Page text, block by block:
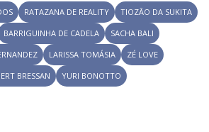
RATAZANA DE REALITY
TIOZÃO DA SUKITA
BARRIGUINHA DE CADELA
SACHA BALI
LARISSA TOMÁSIA
ZÉ LOVE
BRESSAN
YURI BONOTTO